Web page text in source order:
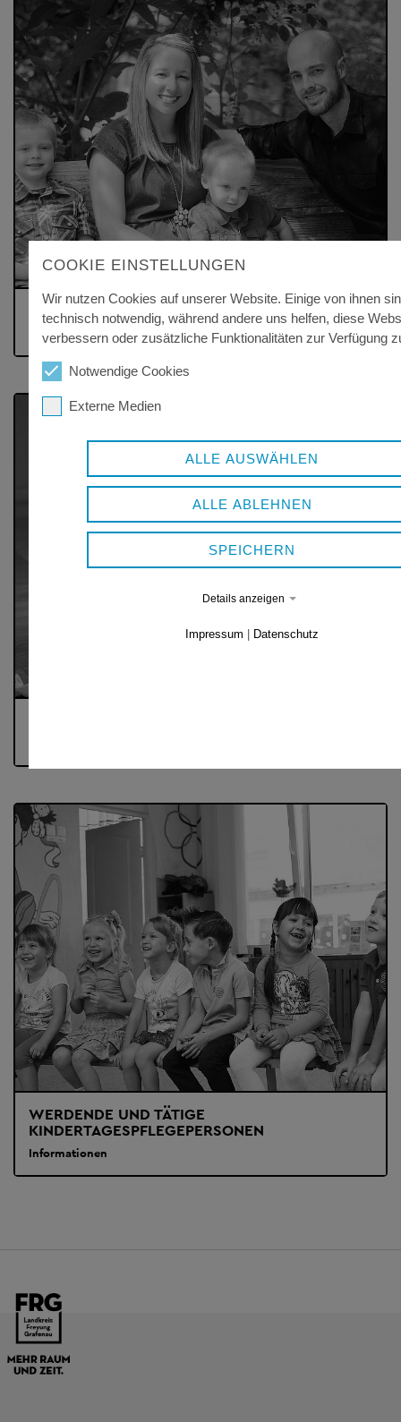
KINDERTAGESPFLEGE
Informationen für Eltern
WERDENDE UND TÄTIGE
KINDERTAGESPFLEGEPERSONEN
Informationen
COOKIE EINSTELLUNGEN
Wir nutzen Cookies auf unserer Website. Einige von ihnen
technisch notwendig, während andere uns helfen, diese
verbessern oder zusätzliche Funktionalitäten zur Verfügung
Notwendige Cookies
Externe Medien
ALLE AUSWÄHLEN
ALLE ABLEHNEN
SPEICHERN
Details anzeigen
Impressum | Datenschutz